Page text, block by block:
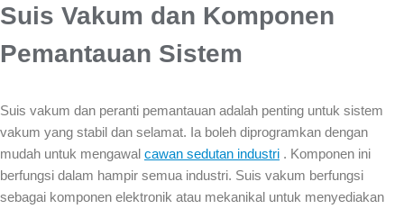
Suis Vakum dan Komponen
Pemantauan Sistem
Suis vakum dan peranti pemantauan adalah penting untuk sistem
vakum yang stabil dan selamat. Ia boleh diprogramkan dengan
mudah untuk mengawal cawan sedutan industri . Komponen ini
berfungsi dalam hampir semua industri. Suis vakum berfungsi
sebagai komponen elektronik atau mekanikal untuk menyediakan